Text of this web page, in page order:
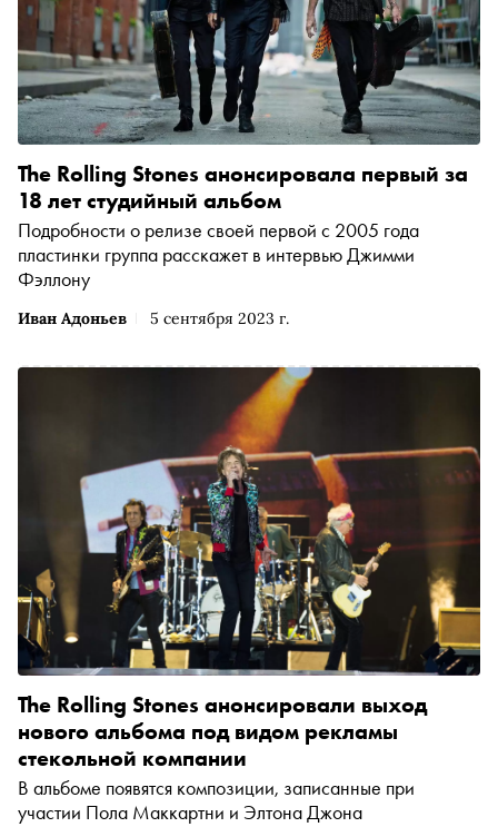
Иван Адоньев 5 сентября 2023 г.
The Rolling Stones анонсировала первый за
18 лет студийный альбом
Подробности о релизе своей первой с 2005 года
пластинки группа расскажет в интервью Джимми
Фэллону
The Rolling Stones анонсировали выход
нового альбома под видом рекламы
стекольной компании
В альбоме появятся композиции, записанные при
участии Пола Маккартни и Элтона Джона